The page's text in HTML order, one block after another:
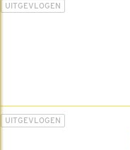
UITGEVLOGEN
UITGEVLOGEN